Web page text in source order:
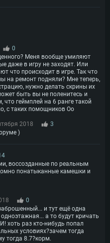
0
Меня вообще умиляют
даже в игру не заходят. Или
что происходит в игре. Так что
на ремонт подняли? Мне теперь,
нужно делать скрины их
быть вы не поленитесь и
геймплей на 6 ранге такой
с таких помощников Оо
2018
3
)
воссозданные по реальным
понатыканные камешки и
0
и тут ещё одна
а то будут кричать
раз кто-нибудь попал
условиях?зачем тогда
тогда 8.7?корм.